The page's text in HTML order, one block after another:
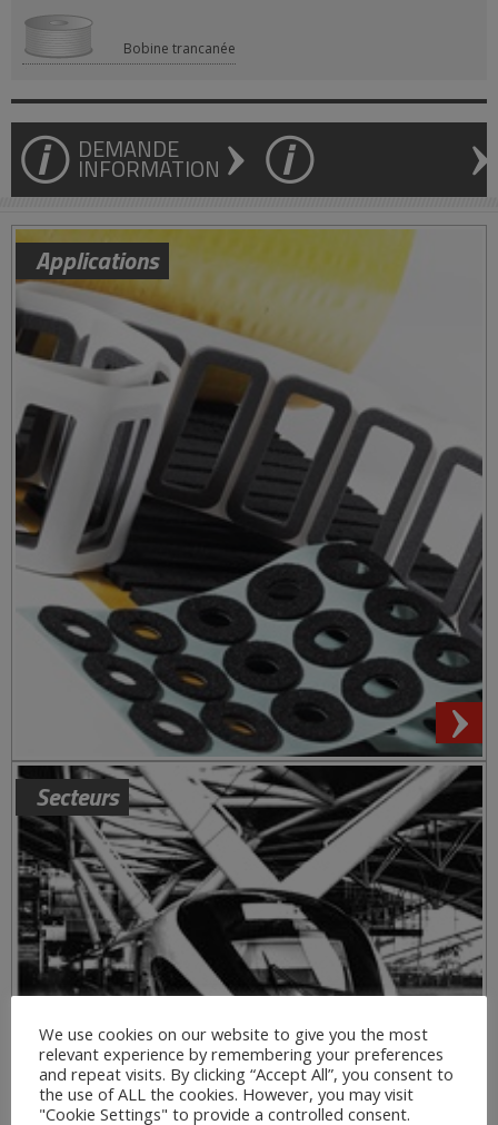
Bobine trancanée
DEMANDE
INFORMATION
Applications
Secteurs
We use cookies on our website to give you the most
relevant experience by remembering your preferences
and repeat visits. By clicking “Accept All”, you consent to
the use of ALL the cookies. However, you may visit
"Cookie Settings" to provide a controlled consent.